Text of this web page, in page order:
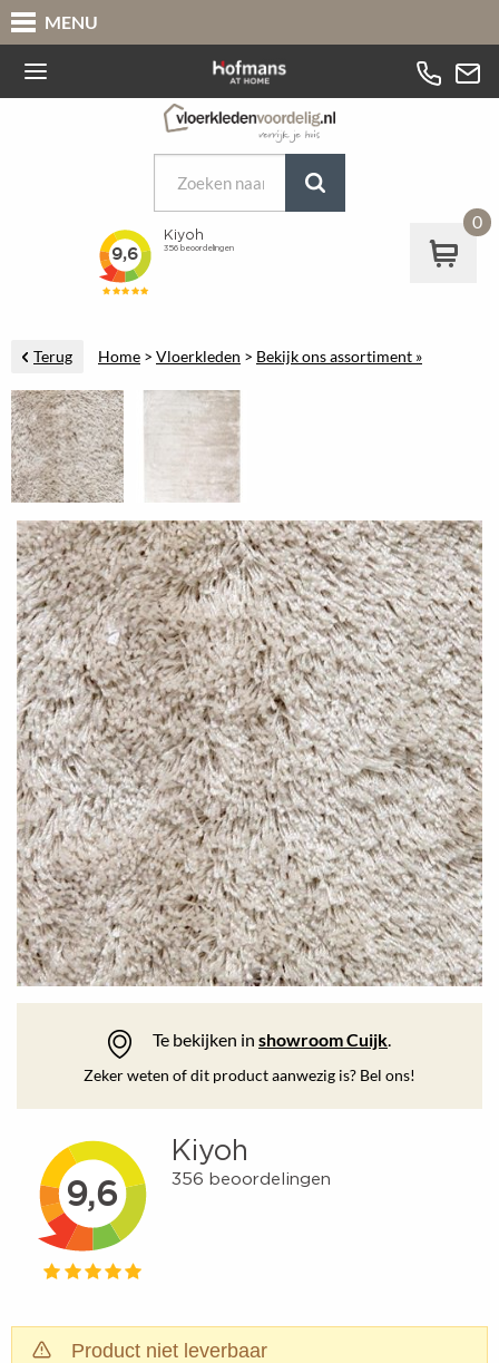
MENU
0
Terug Home > Vloerkleden > Bekijk ons assortiment »
Te bekijken in showroom Cuijk
Zeker weten of dit product aanwezig is? Bel ons!
Product niet leverbaar